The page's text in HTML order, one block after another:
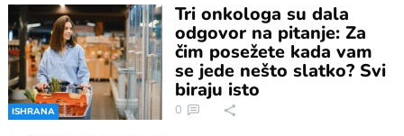
ISHRANA
Tri onkologa su dala
odgovor na pitanje: Za
čim posežete kada vam
se jede nešto slatko? Svi
biraju isto
0